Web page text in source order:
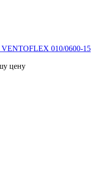
VENTOFLEX 010/0600-15
цену